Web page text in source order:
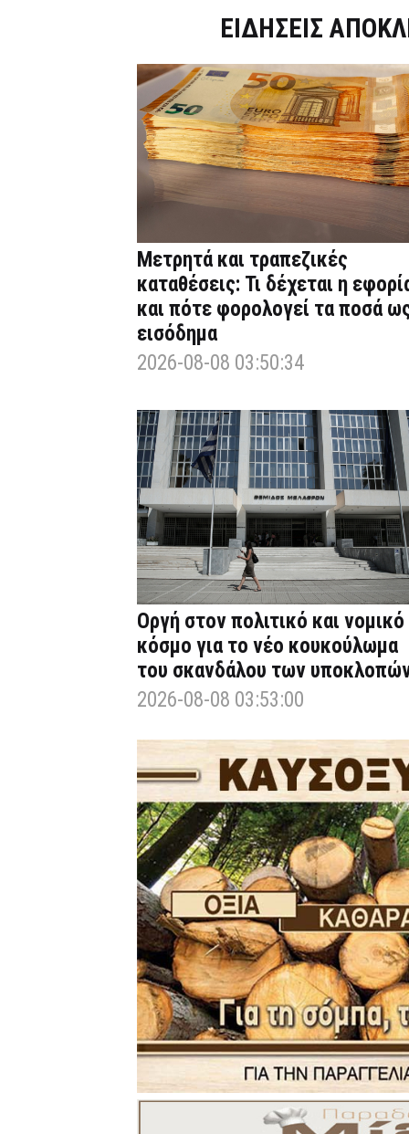
ΕΙΔΗΣΕΙΣ
Μετρητά και τραπεζικές
καταθέσεις: Τι δέχεται η
και πότε φορολογεί τα ποσά
εισόδημα
2026-08-08 03:50:34
Οργή στον πολιτικό και νομικό
κόσμο για το νέο κουκούλωμα
του σκανδάλου των
2026-08-08 03:53:00